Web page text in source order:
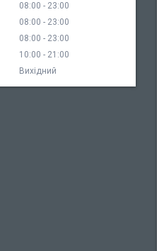
08:00
23:00
08:00
23:00
08:00
23:00
10:00
21:00
Вихідний